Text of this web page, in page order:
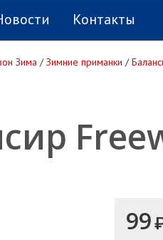
Контакты
Зима /Зимние приманки /
99